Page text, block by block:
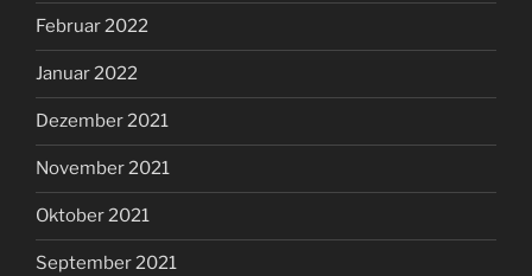
Februar 2022
Januar 2022
Dezember 2021
November 2021
Oktober 2021
September 2021